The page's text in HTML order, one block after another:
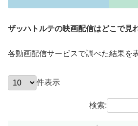
ザッハトルテの映画配信はどこで見
各動画配信サービスで調べた結果を
件表示
検索: